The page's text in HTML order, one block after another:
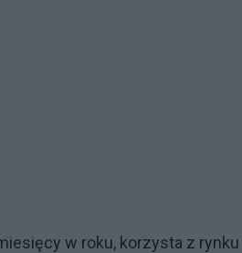
w roku, korzysta z rynku